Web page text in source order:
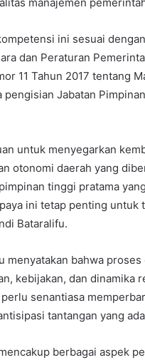
ini sesuai
dan Peraturan
11 Tahun 2017 tentang
Jabatan
untuk menyegarkan
otonomi daerah yang
tinggi pratama
ini tetap penting
Bataralifu.
menyatakan bahwa
kebijakan, dan dinamika
senantiasa
tantangan yang
berbagai aspek